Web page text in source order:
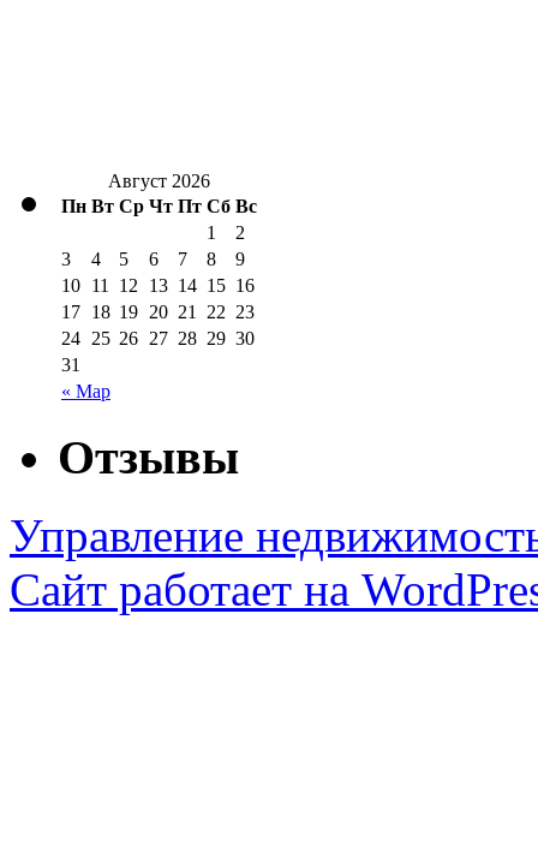
Август 2026
Пн Вт Ср Чт Пт Сб Вс
« Мар
1
2
3
4 5 6 7 8
9
10 11 12 13 14 15 16
17 18 19 20 21 22 23
24 25 26 27 28 29 30
31
Отзывы
Управление
Сайт работает на